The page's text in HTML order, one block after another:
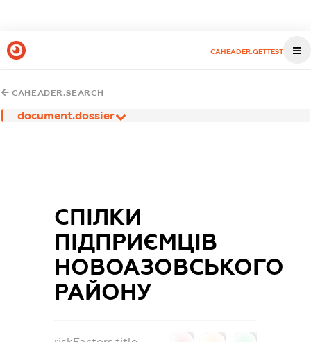
CAHEADER.GETTEST
CAHEADER.SEARCH
document.dossier
СПІЛКИ
ПІДПРИЄМЦІВ
НОВОАЗОВСЬКОГО
РАЙОНУ